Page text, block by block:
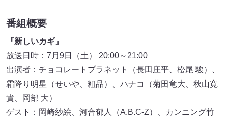
番組概要
『新しいカギ』
放送日時：7月9日（土） 20:00～21:00
出演者：チョコレートプラネット（長田庄平、松尾 駿）、
霜降り明星（せいや、粗品）、ハナコ（菊田竜大、秋山寛
貴、岡部 大）
ゲスト：岡崎紗絵、河合郁人（A.B.C-Z）、カンニング竹